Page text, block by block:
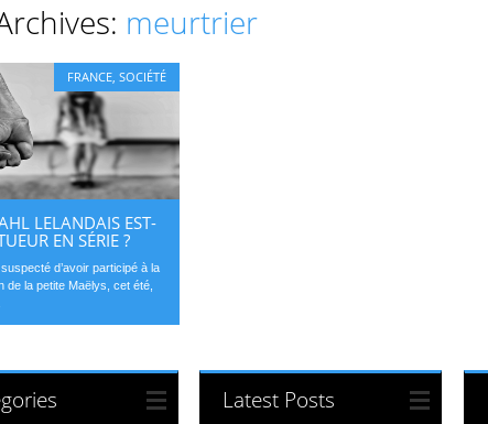
meurtrier
FRANCE,SOCIÉTÉ
LELANDAIS EST-
EN SÉRIE ?
suspecté d’avoir participé à la
de la petite Maëlys, cet été,
Latest Posts